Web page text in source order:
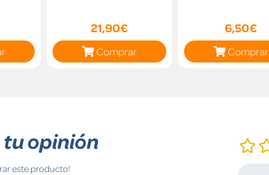
21,90€
Comprar
6,50€
Comprar
opinión
este producto!